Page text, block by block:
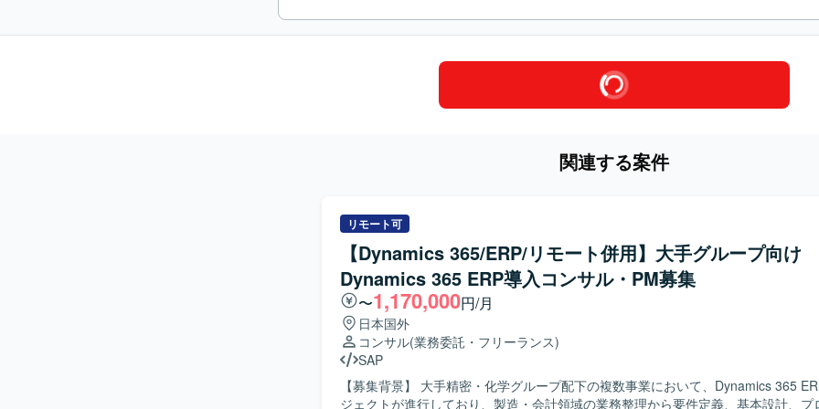
関連する案件
リモート可
【Dynamics 365/ERP/リモート併用】大手グループ向け
Dynamics 365 ERP導入コンサル・PM募集
〜1,170,000円/月
日本国外
コンサル(業務委託・フリーランス)
SAP
【募集背景】 大手精密・化学グループ配下の複数事業において、Dynamics 365
ジェクトが進行しており、製造・会計領域の業務整理から要件定義、基本設計、プ